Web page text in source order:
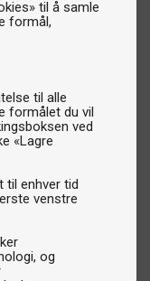
til å samle
formål,
til alle
formålet du vil
ved
«Lagre
til enhver tid
venstre
og